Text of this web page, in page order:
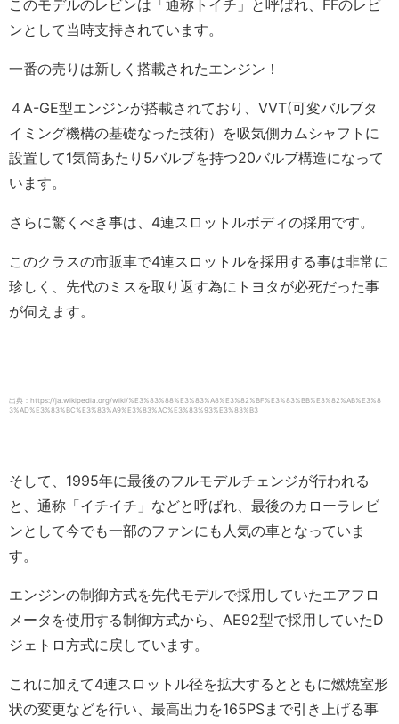
このモデルのレビンは「通称トイチ」と呼ばれ、FFのレビ
ンとして当時支持されています。
一番の売りは新しく搭載されたエンジン！
４A-GE型エンジンが搭載されており、VVT(可変バルブタ
イミング機構の基礎なった技術）を吸気側カムシャフトに
設置して1気筒あたり5バルブを持つ20バルブ構造になって
います。
さらに驚くべき事は、4連スロットルボディの採用です。
このクラスの市販車で4連スロットルを採用する事は非常に
珍しく、先代のミスを取り返す為にトヨタが必死だった事
が伺えます。
出典：https://ja.wikipedia.org/wiki/%E3%83%88%E3%83%A8%E3%82%BF%E3%83%BB%E3%82%AB%E3%8
3%AD%E3%83%BC%E3%83%A9%E3%83%AC%E3%83%93%E3%83%B3
そして、1995年に最後のフルモデルチェンジが行われる
と、通称「イチイチ」などと呼ばれ、最後のカローラレビ
ンとして今でも一部のファンにも人気の車となっていま
す。
エンジンの制御方式を先代モデルで採用していたエアフロ
メータを使用する制御方式から、AE92型で採用していたD
ジェトロ方式に戻しています。
これに加えて4連スロットル径を拡大するとともに燃焼室形
状の変更などを行い、最高出力を165PSまで引き上げる事